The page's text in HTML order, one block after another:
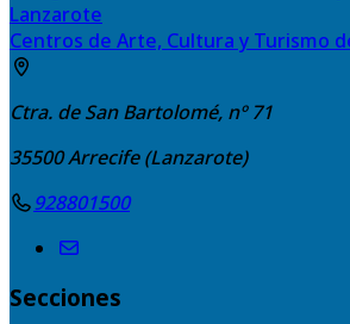
Centros de Arte, Cultura y Turismo
Ctra. de San Bartolomé, nº 71
35500Arrecife (Lanzarote)
928801500
Secciones